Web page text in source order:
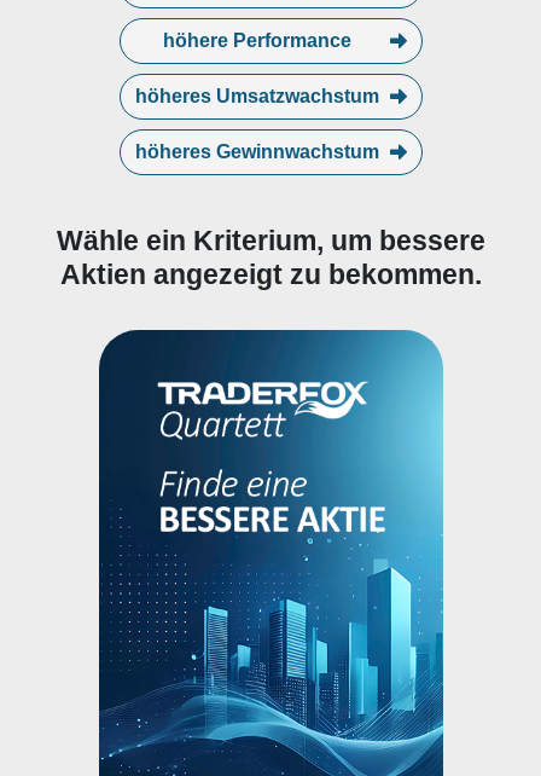
höhere Performance
höheres Umsatzwachstum
höheres Gewinnwachstum
Wähle ein Kriterium, um bessere
Aktien angezeigt zu bekommen.